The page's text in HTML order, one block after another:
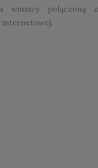
winnicy połączoną z
internetowej.